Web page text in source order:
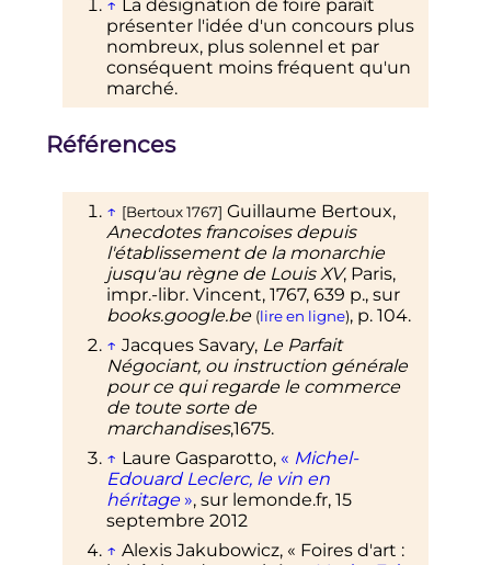
↑ La désignation de foire paraît
présenter l'idée d'un concours plus
nombreux, plus solennel et par
conséquent moins fréquent qu'un
marché.
Références
↑ [Bertoux 1767] Guillaume Bertoux,
Anecdotes francoisesdepuis
l'établissement de la monarchie
jusqu'au règne de Louis XV, Paris,
impr.-libr. Vincent, 1767, 639 p., sur
books.google.be (lire en ligne), p. 104.
↑ Jacques Savary, Le Parfait
Négociant, ou instruction générale
pour ce qui regarde le commerce
de toute sorte de
marchandises,1675.
↑ Laure Gasparotto, « Michel-
Edouard Leclerc, le vin en
héritage », sur lemonde.fr, 15
septembre 2012
↑ Alexis Jakubowicz, « Foires d'art :